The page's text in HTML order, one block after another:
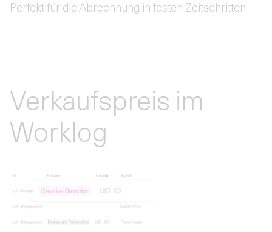
Perfekt für die Abrechnung in festen Zeitschritten.
Verkaufspreis im
Worklog